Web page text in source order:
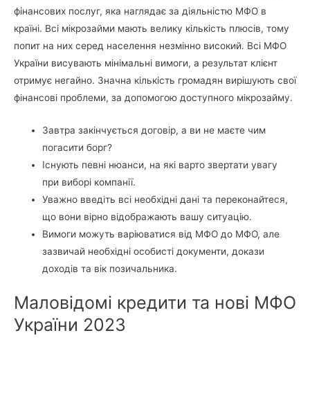
фінансових послуг, яка наглядає за діяльністю МФО в
країні. Всі мікрозайми мають велику кількість плюсів, тому
попит на них серед населення незмінно високий. Всі МФО
України висувають мінімальні вимоги, а результат клієнт
отримує негайно. Значна кількість громадян вирішують свої
фінансові проблеми, за допомогою доступного мікрозайму.
Завтра закінчується договір, а ви не маєте чим
погасити борг?
Існують певні нюанси, на які варто звертати увагу
при виборі компанії.
Уважно введіть всі необхідні дані та переконайтеся,
що вони вірно відображають вашу ситуацію.
Вимоги можуть варіюватися від МФО до МФО, але
зазвичай необхідні особисті документи, докази
доходів та вік позичальника.
Маловідомі кредити та нові МФО
України 2023